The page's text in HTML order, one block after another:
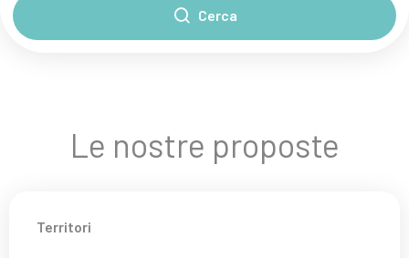
Cerca
Le nostre proposte
Territori